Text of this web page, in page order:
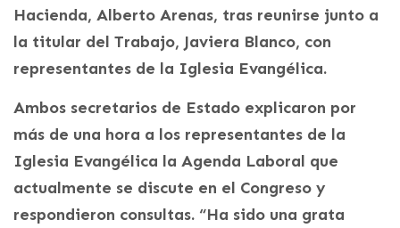
Hacienda, Alberto Arenas, tras reunirse junto a
la titular del Trabajo, Javiera Blanco, con
representantes de la Iglesia Evangélica.
Ambos secretarios de Estado explicaron por
más de una hora a los representantes de la
Iglesia Evangélica la Agenda Laboral que
actualmente se discute en el Congreso y
respondieron consultas. “Ha sido una grata